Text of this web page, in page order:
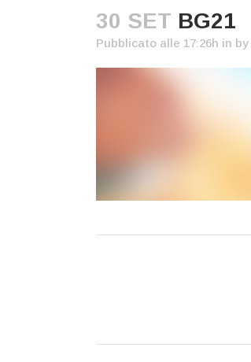
30 SET BG21
Pubblicato alle 17:26h in by